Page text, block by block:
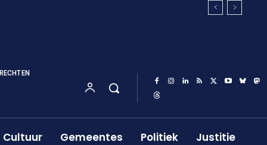
Cultuur Gemeentes Politiek Justitie